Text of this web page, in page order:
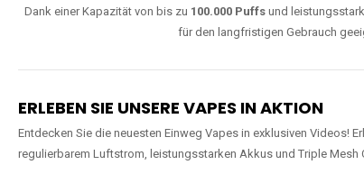
Dank einer Kapazität von bis zu 100.000 Puffs und
für den langfristigen Gebrauch
ERLEBEN SIE UNSERE VAPES IN AKTION
Entdecken Sie die neuesten Einweg Vapes in exklusiven Videos!
regulierbarem Luftstrom, leistungsstarken Akkus und Triple Mesh